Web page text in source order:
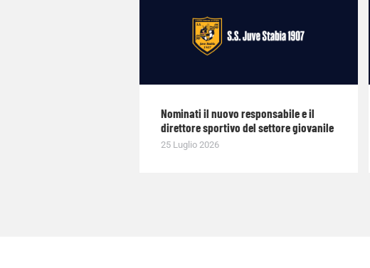
Nominati il nuovo responsabile e il
direttore sportivo del settore giovanile
25 Luglio 2026